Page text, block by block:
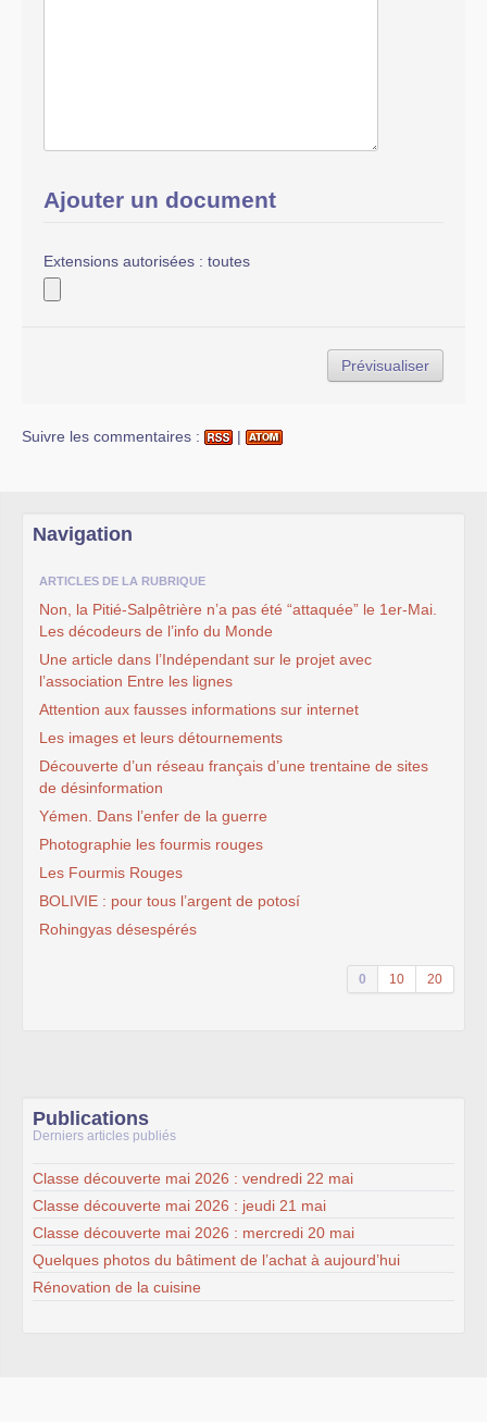
Ajouter un document
Extensions autorisées : toutes
Suivre les commentaires : |
Navigation
ARTICLES DE LA RUBRIQUE
Non, la Pitié-Salpêtrière n’a pas été “attaquée” le 1er-Mai.
Les décodeurs de l’info du Monde
Une article dans l’Indépendant sur le projet avec
l’association Entre les lignes
Attention aux fausses informations sur internet
Les images et leurs détournements
Découverte d’un réseau français d’une trentaine de sites
de désinformation
Yémen. Dans l’enfer de la guerre
Photographie les fourmis rouges
Les Fourmis Rouges
BOLIVIE : pour tous l’argent de potosí
Rohingyas désespérés
0 10 20
Publications
Derniers articles publiés
Classe découverte mai 2026 : vendredi 22 mai
Classe découverte mai 2026 : jeudi 21 mai
Classe découverte mai 2026 : mercredi 20 mai
Quelques photos du bâtiment de l’achat à aujourd’hui
Rénovation de la cuisine